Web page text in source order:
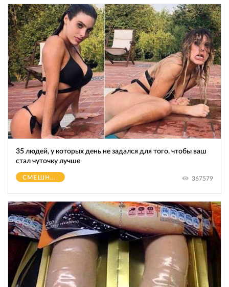
35 людей, у которых день не задался для того, чтобы ваш
стал чуточку лучше
СМЕШНОЕ 367579